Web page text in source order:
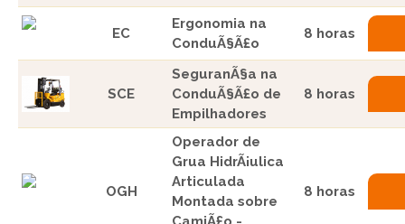
EC
Ergonomia na
ConduÃ§Ã£o
8 horas
SCE
SeguranÃ§a na
ConduÃ§Ã£o de
Empilhadores
8 horas
OGH
Operador de
Grua HidrÃ¡ulica
Articulada
Montada sobre
8 horas